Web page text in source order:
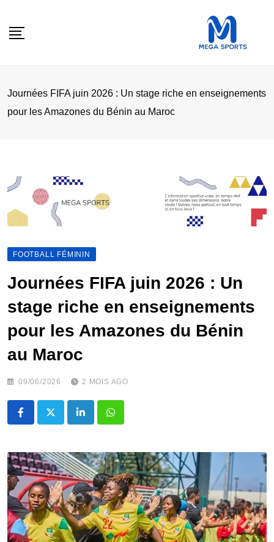
Journées FIFA juin 2026 : Un stage riche en enseignements
pour les Amazones du Bénin au Maroc
FOOTBALL FÉMININ
Journées FIFA juin 2026 : Un
stage riche en enseignements
pour les Amazones du Bénin
au Maroc
09/06/2026 2 MOIS AGO
LinkedInWhatsapp